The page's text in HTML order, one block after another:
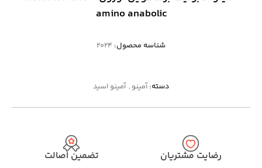
amino anabolic
شناسه محصول: 2024
دسته: آمینو , آمینو اسید
رضایت مشتریان تضمین اصالت